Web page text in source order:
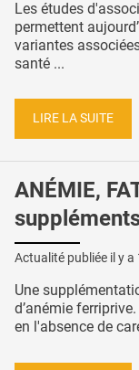
Les études
permettent
variantes
santé ...
LIRE LA SUITE
ANÉMIE,
Actualité publiée il y a
Une
d’anémie
en l'absence de